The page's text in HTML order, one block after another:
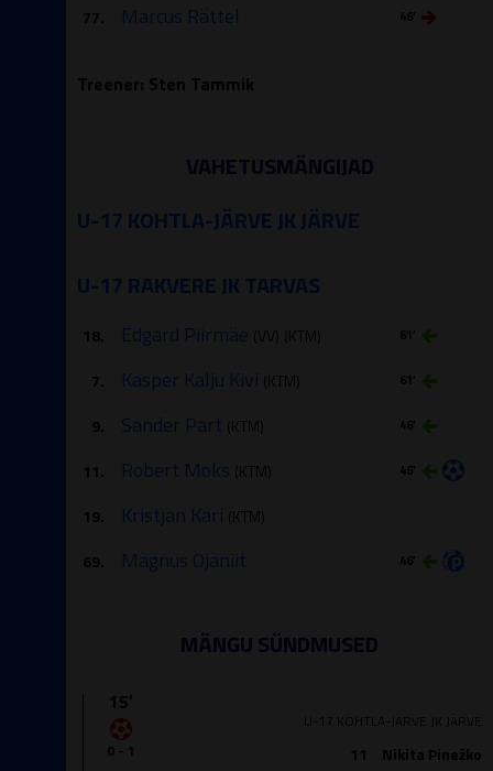
77. 46′
Marcus Rättel
Treener: Sten Tammik
VAHETUSMÄNGIJAD
U-17 KOHTLA-JÄRVE JK JÄRVE
U-17 RAKVERE JK TARVAS
18. 61′
Edgard Piirmäe (VV) (KTM)
7.
61′
Kasper Kalju Kivi (KTM)
9.
46′
Sander Part (KTM)
11.
46′
Robert Moks (KTM)
19.
Kristjan Kari (KTM)
69.
46′
Magnus Ojaniit
MÄNGU SÜNDMUSED
15′
0 - 1 11 Nikita Pinežko
U-17 KOHTLA-JÄRVE JK JÄRVE